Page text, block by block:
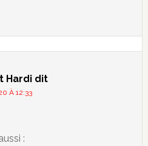
Hardi dit
À 12:33
: